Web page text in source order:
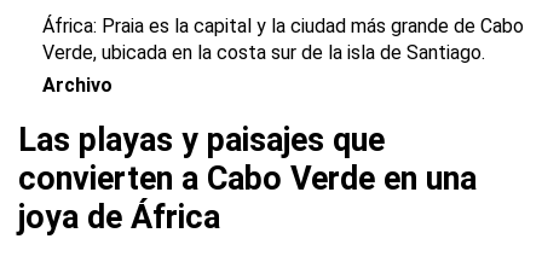
África: Praia es la capital y la ciudad más grande de Cabo
Verde, ubicada en la costa sur de la isla de Santiago.
Archivo
Las playas y paisajes que
convierten a Cabo Verde en una
joya de África